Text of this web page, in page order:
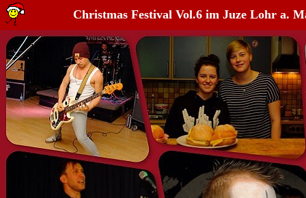
Christmas Festival Vol.6 im Juze Lohr a.